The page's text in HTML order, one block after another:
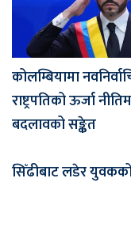
कोलम्बियामा
राष्ट्रपतिको ऊर्जा
बदलावको सङ्केत
सिँढीबाट लडेर